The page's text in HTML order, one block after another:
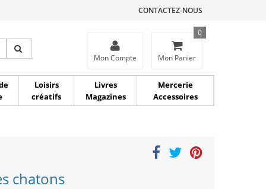
CONTACTEZ-NOUS
Mon Compte Mon Panier
0
Loisirs
créatifs
Livres
Magazines
Mercerie
Accessoires
chatons